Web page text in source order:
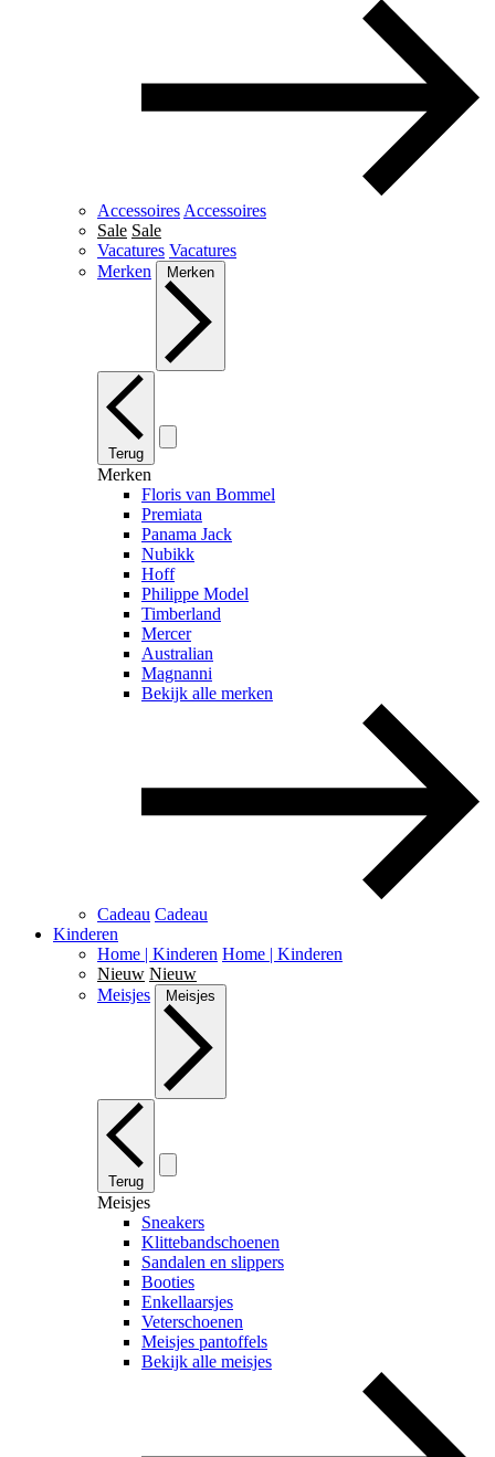
Accessoires Accessoires
Sale Sale
Vacatures Vacatures
Merken
Merken
Terug
Merken
Floris van Bommel
Premiata
Panama Jack
Nubikk
Hoff
Philippe Model
Timberland
Mercer
Australian
Magnanni
Bekijk alle merken
Cadeau Cadeau
Kinderen
Home | Kinderen Home | Kinderen
Nieuw Nieuw
Meisjes
Meisjes
Terug
Meisjes
Sneakers
Klittebandschoenen
Sandalen en slippers
Booties
Enkellaarsjes
Veterschoenen
Meisjes pantoffels
Bekijk alle meisjes